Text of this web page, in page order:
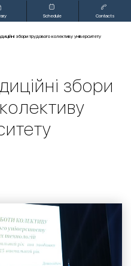
Schedule Contacts
збори трудового колективу університету
збори